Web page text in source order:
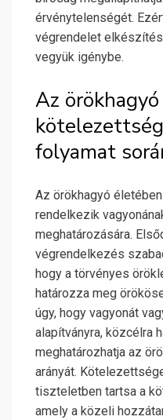
érvénytelenségét.
végrendelet
vegyük igénybe.
Az
folyamat
Az örökhagyó
rendelkezik
meghatározására.
végrendelkezés
hogy a törvényes
határozza meg
úgy, hogy vagyonát
alapítványra, közcélra
meghatározhatja az
arányát.
tiszteletben tartsa a
amely a közeli